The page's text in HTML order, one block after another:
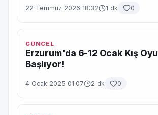
22 Temmuz 2026 18:32 1 dk 0
GÜNCEL
Erzurum'da 6-12 Ocak Kış
Başlıyor!
4 Ocak 2025 01:07 2 dk 0